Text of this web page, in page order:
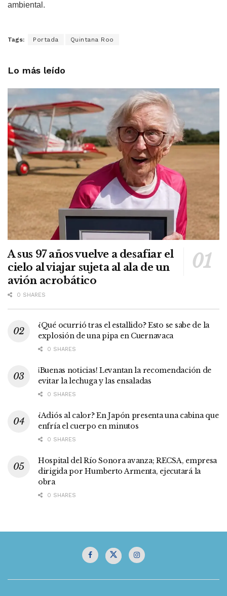
ambiental.
Tags: Portada Quintana Roo
Lo más leído
A sus 97 años vuelve a desafiar el
cielo al viajar sujeta al ala de un
avión acrobático
0 SHARES
¿Qué ocurrió tras el estallido? Esto se sabe de la
explosión de una pipa en Cuernavaca
0 SHARES
¡Buenas noticias! Levantan la recomendación de
evitar la lechuga y las ensaladas
0 SHARES
¿Adiós al calor? En Japón presenta una cabina que
enfría el cuerpo en minutos
0 SHARES
Hospital del Río Sonora avanza; RECSA, empresa
dirigida por Humberto Armenta, ejecutará la
obra
0 SHARES